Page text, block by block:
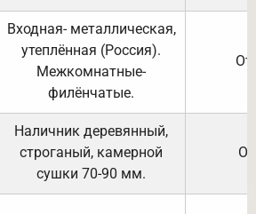
Входная- металлическая,
утеплённая (Россия).
Межкомнатные-
филёнчатые.
Наличник деревянный,
строганый, камерной
сушки 70-90 мм.